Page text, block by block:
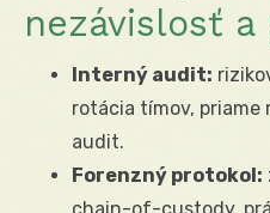
nezávislosť a
Interný audit:
rotácia tímov, priame
audit.
Forenzný protokol:
chain-of-custody,